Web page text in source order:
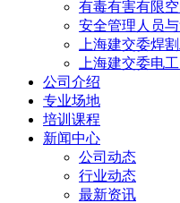
有毒有害有限
安全管理人员
上海建交委焊
上海建交委电
公司介绍
专业场地
培训课程
新闻中心
公司动态
行业动态
最新资讯